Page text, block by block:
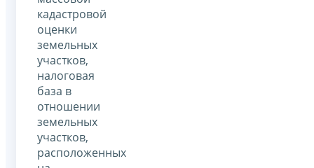
кадастровой
оценки
земельных
участков,
налоговая
база в
отношении
земельных
участков,
расположенных